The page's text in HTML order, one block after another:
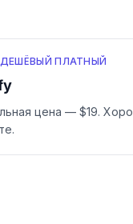
ПЛАТНЫЙ
цена — $19.